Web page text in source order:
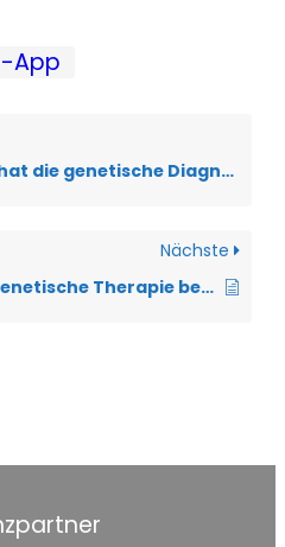
App
Diagnostik bei der ALS?
Nächste
Welche Rolle wird die genetische Therapie bei der ALS in der Zukunft spielen?